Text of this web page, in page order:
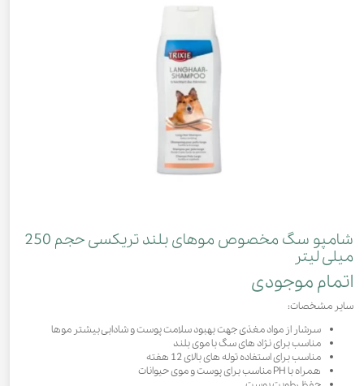
شامپو سگ مخصوص موهای بلند تریکسی حجم 250
میلی لیتر
اتمام موجودی
سایر مشخصات:
سرشار از مواد مغذی جهت بهبود سلامت پوست و شادابی بیشتر موها
مناسب برای نژاد های سگ با موی بلند
مناسب برای استفاده توله های بالای 12 هفته
همراه با PH مناسب برای پوست و موی حیوانات